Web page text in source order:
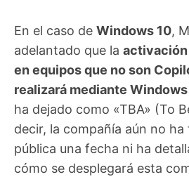
En el caso de Windows 10,
adelantado que la
en equipos que no son
realizará mediante
ha dejado como «TBA» (To
decir, la compañía aún no
pública una fecha ni ha
cómo se desplegará esta